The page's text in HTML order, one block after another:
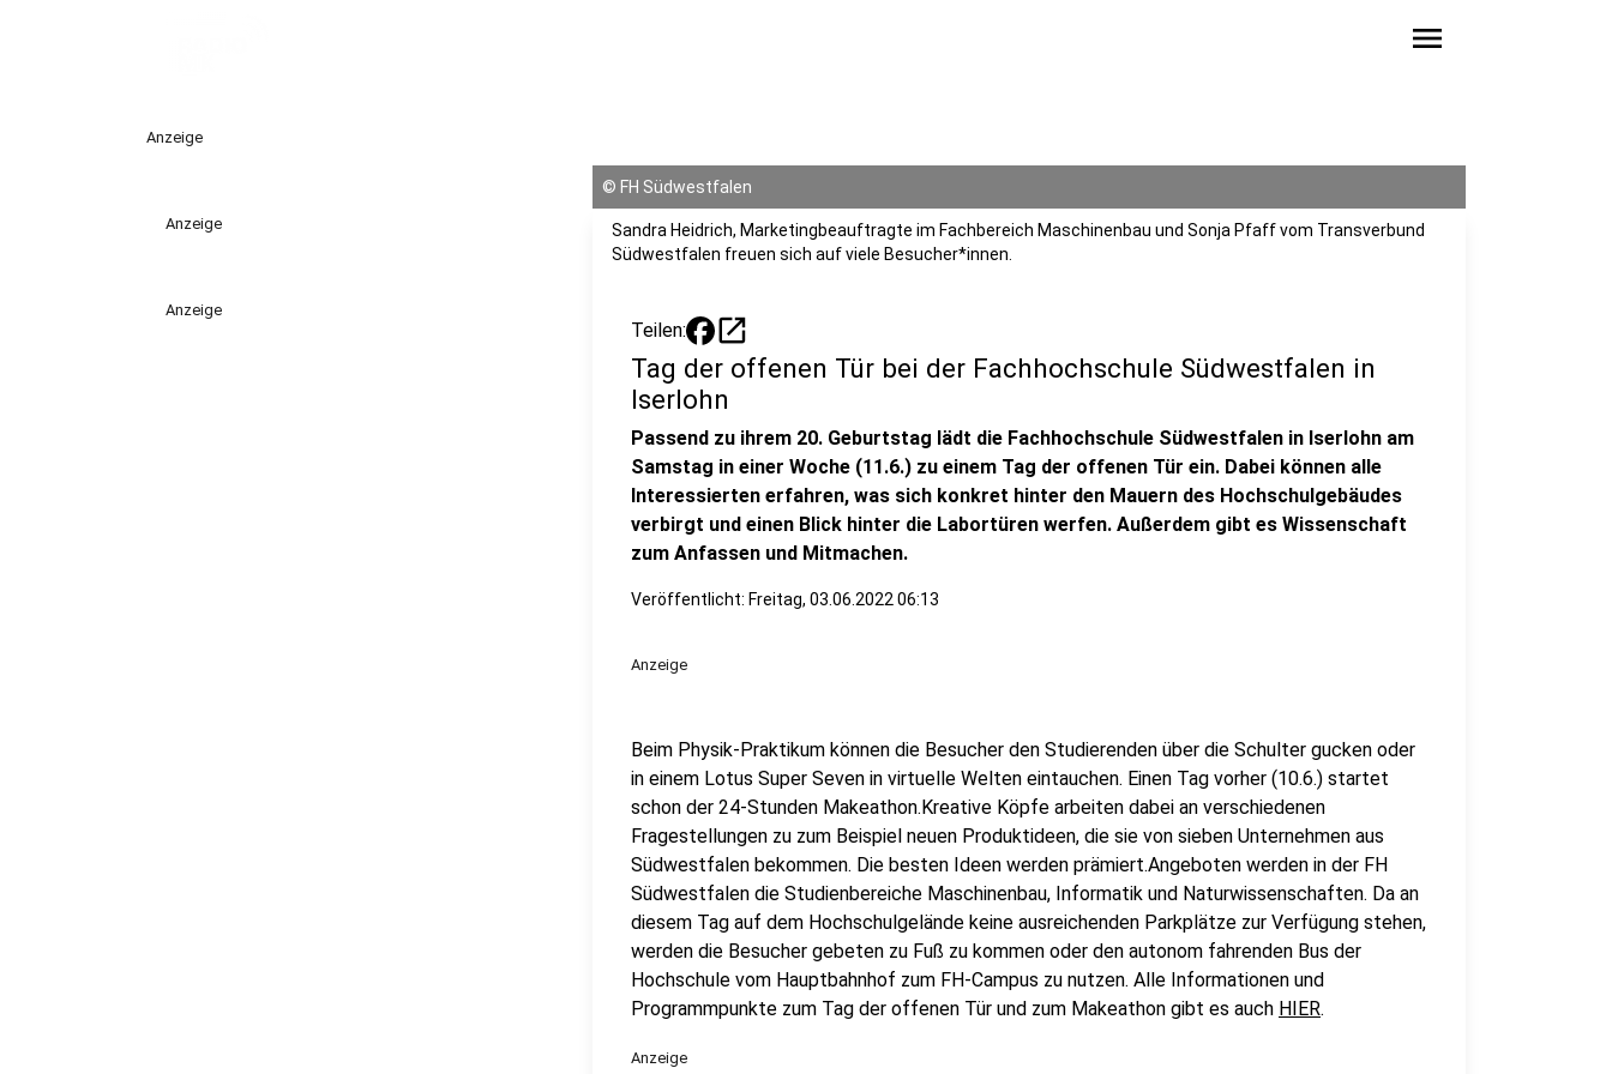
menu
Anzeige
Anzeige
Anzeige
© FH Südwestfalen
Sandra Heidrich, Marketingbeauftragte im Fachbereich Maschinenbau und Sonja Pfaff vom Transverbund
Südwestfalen freuen sich auf viele Besucher*innen.
Teilen: open_in_new
Tag der offenen Tür bei der Fachhochschule Südwestfalen in
Iserlohn
Passend zu ihrem 20. Geburtstag lädt die Fachhochschule Südwestfalen in Iserlohn am
Samstag in einer Woche (11.6.) zu einem Tag der offenen Tür ein. Dabei können alle
Interessierten erfahren, was sich konkret hinter den Mauern des Hochschulgebäudes
verbirgt und einen Blick hinter die Labortüren werfen. Außerdem gibt es Wissenschaft
zum Anfassen und Mitmachen.
Veröffentlicht: Freitag, 03.06.2022 06:13
Anzeige
Beim Physik-Praktikum können die Besucher den Studierenden über die Schulter gucken oder
in einem Lotus Super Seven in virtuelle Welten eintauchen. Einen Tag vorher (10.6.) startet
schon der 24-Stunden Makeathon.Kreative Köpfe arbeiten dabei an verschiedenen
Fragestellungen zu zum Beispiel neuen Produktideen, die sie von sieben Unternehmen aus
Südwestfalen bekommen. Die besten Ideen werden prämiert.Angeboten werden in der FH
Südwestfalen die Studienbereiche Maschinenbau, Informatik und Naturwissenschaften. Da an
diesem Tag auf dem Hochschulgelände keine ausreichenden Parkplätze zur Verfügung stehen,
werden die Besucher gebeten zu Fuß zu kommen oder den autonom fahrenden Bus der
Hochschule vom Hauptbahnhof zum FH-Campus zu nutzen. Alle Informationen und
Programmpunkte zum Tag der offenen Tür und zum Makeathon gibt es auch HIER.
Anzeige